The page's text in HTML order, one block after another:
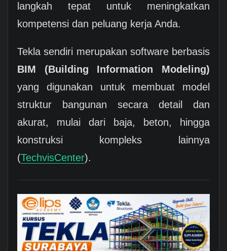
langkah tepat untuk meningkatkan
kompetensi dan peluang kerja Anda.
Tekla sendiri merupakan software berbasis
BIM (Building Information Modeling)
yang digunakan untuk membuat model
struktur bangunan secara detail dan
akurat, mulai dari baja, beton, hingga
konstruksi kompleks lainnya
(TechvisCenter).